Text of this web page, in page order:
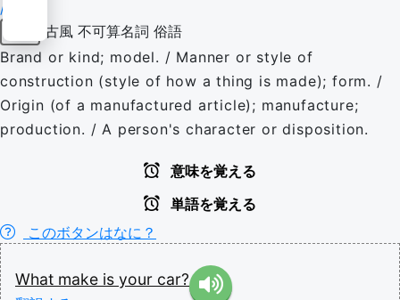
/meɪk/
古風 不可算名詞 俗語
Brand or kind; model. / Manner or style of
construction (style of how a thing is made); form. /
Origin (of a manufactured article); manufacture;
production. / A person's character or disposition.
意味を覚える
単語を覚える
このボタンはなに？
What make is your car?